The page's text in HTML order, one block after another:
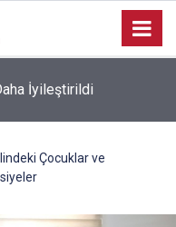
İyileştirildi
Çocuklar ve